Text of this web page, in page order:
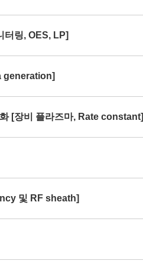
터링, OES, LP]
generation]
[장비 플라즈마, Rate constant]
및 RF sheath]